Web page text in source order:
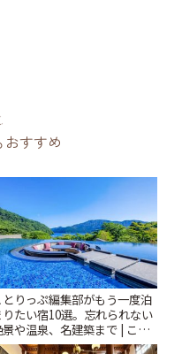
おすすめ
とりっぷ編集部がもう一度泊
りたい宿10選。忘れられない
や温泉、名建築まで | こと
ぷ